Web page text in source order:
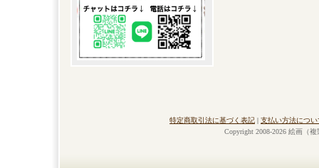
特定商取引法に基づく表記 | 支払い方法につい
Copyright 2008-2026 絵画（